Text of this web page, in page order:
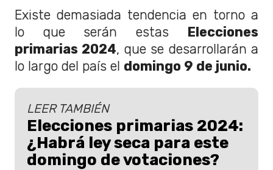
Existe demasiada tendencia en torno a
lo que serán estas Elecciones
primarias 2024, que se desarrollarán a
lo largo del país el domingo 9 de junio.
LEER TAMBIÉN
Elecciones primarias 2024:
¿Habrá ley seca para este
domingo de votaciones?